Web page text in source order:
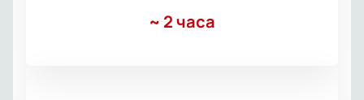
~ 2 часа